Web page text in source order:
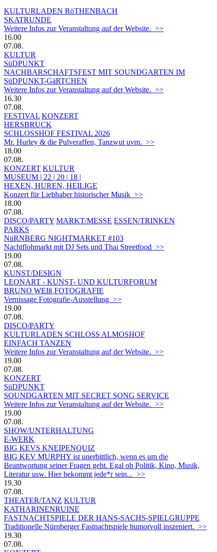
KULTURLADEN RöTHENBACH
SKATRUNDE
Weitere Infos zur Veranstaltung auf der Website. >>
16.00
07.08.
KULTUR
SüDPUNKT
NACHBARSCHAFTSFEST MIT SOUNDGARTEN IM
SüDPUNKT-GäRTCHEN
Weitere Infos zur Veranstaltung auf der Website. >>
16.30
07.08.
FESTIVAL KONZERT
HERSBRUCK
SCHLOSSHOF FESTIVAL 2026
Mr. Hurley & die Pulveraffen, Tanzwut uvm. >>
18.00
07.08.
KONZERT KULTUR
MUSEUM | 22 | 20 | 18 |
HEXEN, HUREN, HEILIGE
Konzert für Liebhaber historischer Musik >>
18.00
07.08.
DISCO/PARTY MARKT/MESSE ESSEN/TRINKEN
PARKS
NüRNBERG NIGHTMARKET #103
Nachtflohmarkt mit DJ Sets und Thai Streetfood >>
19.00
07.08.
KUNST/DESIGN
LEONART - KUNST- UND KULTURFORUM
BRUNO WEIß FOTOGRAFIE
Vernissage Fotografie-Ausstellung >>
19.00
07.08.
DISCO/PARTY
KULTURLADEN SCHLOSS ALMOSHOF
EINFACH TANZEN
Weitere Infos zur Veranstaltung auf der Website. >>
19.00
07.08.
KONZERT
SüDPUNKT
SOUNDGARTEN MIT SECRET SONG SERVICE
Weitere Infos zur Veranstaltung auf der Website. >>
19.00
07.08.
SHOW/UNTERHALTUNG
E-WERK
BIG KEVS KNEIPENQUIZ
BIG KEV MURPHY ist unerbittlich, wenn es um die
Beantwortung seiner Fragen geht. Egal ob Politik, Kino, Musik,
Literatur usw. Hier bekommt jede*r sein... >>
19.30
07.08.
THEATER/TANZ KULTUR
KATHARINENRUINE
FASTNACHTSPIELE DER HANS-SACHS-SPIELGRUPPE
Traditionelle Nürnberger Fastnachtspiele humorvoll inszeniert. >>
19.30
07.08.